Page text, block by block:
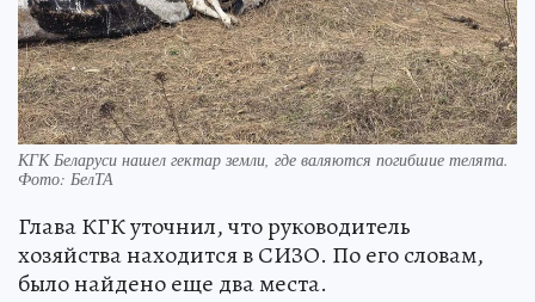
КГК Беларуси нашел гектар земли, где валяются погибшие телята.
Фото: БелТА
Глава КГК уточнил, что руководитель
хозяйства находится в СИЗО. По его словам,
было найдено еще два места.